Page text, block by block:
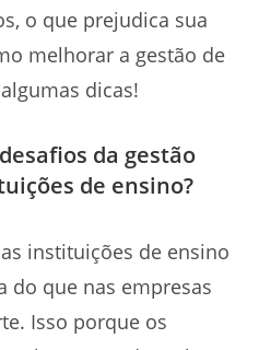
o que prejudica sua
melhorar a gestão de
dicas!
da gestão
de ensino?
instituições de ensino
do que nas empresas
Isso porque os